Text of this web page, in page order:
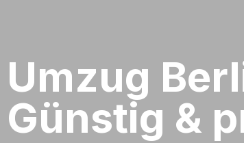
Umzug
Günstig &